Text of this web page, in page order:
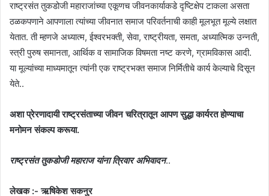
राष्ट्रसंत तुकडोजी महाराजांच्या एकूणच जीवनकार्याकडे दृष्टिक्षेप टाकला असता
ठळकपणाने आपणाला त्यांच्या जीवनात समाज परिवर्तनाची काही मूलभूत मूल्ये लक्षात
येतात. ती म्हणजे अध्यात्म, ईश्वरभक्ती, सेवा, राष्ट्रीयता, समता, अध्यात्मिक उन्नती,
स्त्री पुरुष समानता, आर्थिक व सामाजिक विषमता नष्ट करणे, ग्रामविकास आदी.
या मूल्यांच्या माध्यमातून त्यांनी एक राष्ट्रभक्त समाज निर्मितीचे कार्य केल्याचे दिसून
येते..
अशा प्रेरणादायी राष्ट्रसंताच्या जीवन चरित्रातून आपण सुद्धा कार्यरत होण्याचा
मनोमन संकल्प करूया.
राष्ट्रसंत तुकडोजी महाराज यांना त्रिवार अभिवादन..
लेखक :- ऋषिकेश सकनुर